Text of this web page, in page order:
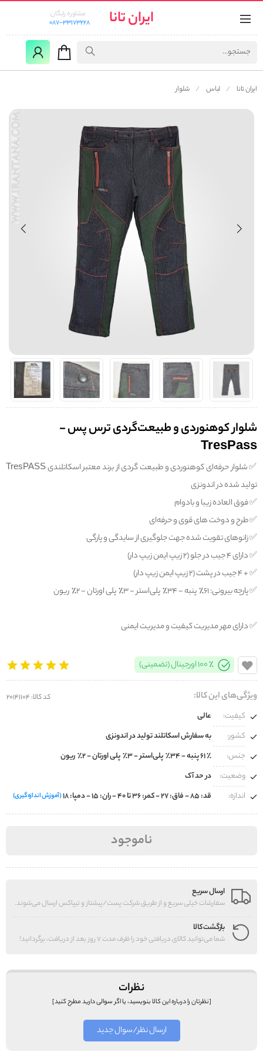
ایران تانا
مشاوره رایگان:
087-33173228
ایران تانا لباس شلوار
شلوار کوهنوردی و طبیعت‌گردی ترس پس -
TresPass
✅️ شلوار حرفه‌ای کوهنوردی و طبیعت گردی از برند معتبر اسکاتلندی TresPASS
تولید شده در اندونزی
✅️ فوق العاده زیبا و بادوام
✅️ طرح و دوخت های قوی و حرفه‌ای
✅️ زانوهای تقویت شده جهت جلوگیری از سایدگی و پارگی
✅️ دارای ۴ جیب در جلو (۲ زیپ ایمن زیپ دار)
✅️ + ۴ جیب در پشت (۲ زیپ ایمن زیپ دار)
✅️ پارچه بیرونی: 61% پنبه - 34% پلی‌استر - 3% پلی اورتان - 2% ریون
✅️ دارای مهر مدیریت کیفیت و مدیریت ایمنی
100% اورجینال (تضمینی)
ویژگی‌های این کالا: کد کالا: 20141104
کیفیت:
عالی
کشور:
به سفارش اسکاتلند تولید در اندونزی
جنس:
وضعیت:
در حد آک
اندازه:
قد: ۸۵ - فاق: ۲۷ - کمر: ۳۶ تا ۴۰ - ران: ۱۵ - دمپا: ۱۸ (آموزش اندازه‌گیری)
ناموجود
ارسال سریع
سفارشات خیلی سریع و از طریق شرکت پست/پیشتاز و تیپاکس ارسال می‌شوند.
بازگشت کالا
شما می‌توانید کالای دریافتی خود را ظرف مدت 7 روز بعد از دریافت، برگردانید!
نظرات
[نظرتان را درباره این کالا بنویسید، یا اگر سوالی دارید مطرح کنید]
ارسال نظر/سوال جدید